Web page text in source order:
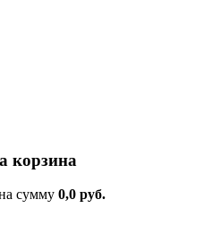
корзина
сумму 0,0 руб.